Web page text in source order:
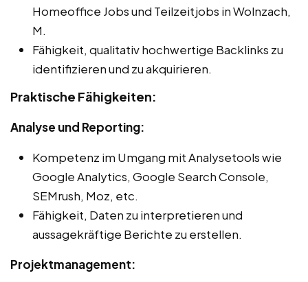
Homeoffice Jobs und Teilzeitjobs in Wolnzach,
M.
Fähigkeit, qualitativ hochwertige Backlinks zu
identifizieren und zu akquirieren.
Praktische Fähigkeiten:
Analyse und Reporting:
Kompetenz im Umgang mit Analysetools wie
Google Analytics, Google Search Console,
SEMrush, Moz, etc.
Fähigkeit, Daten zu interpretieren und
aussagekräftige Berichte zu erstellen.
Projektmanagement: